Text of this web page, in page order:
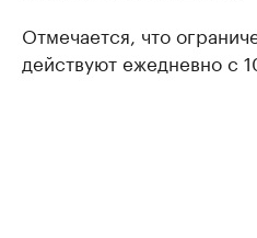
Отмечается, что
действуют ежедневно с